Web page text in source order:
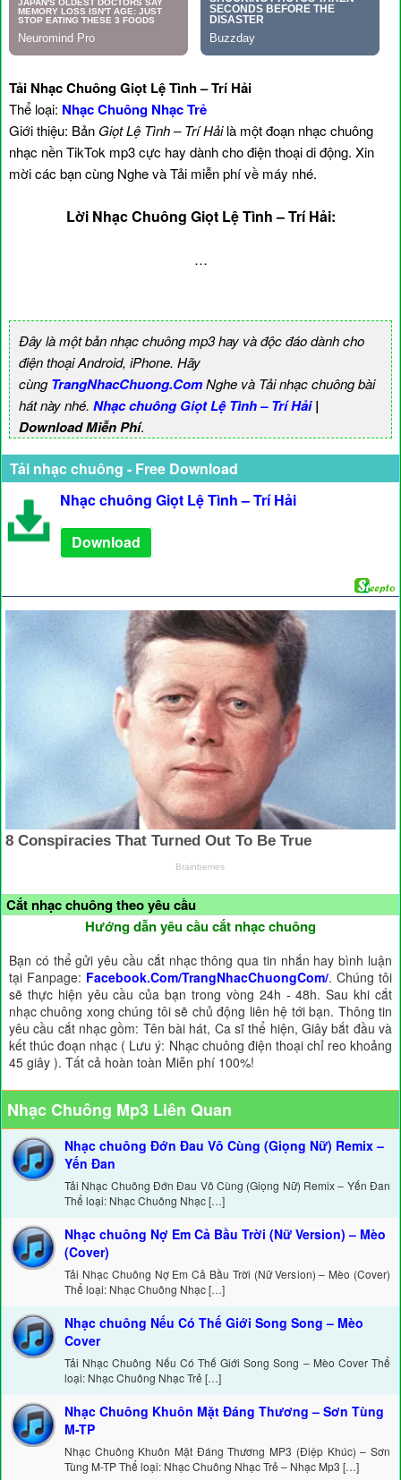
Tải Nhạc Chuông Giọt Lệ Tình – Trí Hải
Thể loại: Nhạc Chuông Nhạc Trẻ
Giới thiệu: Bản Giọt Lệ Tình – Trí Hảilà một đoạn nhạc chuông
nhạc nền TikTok mp3 cực hay dành cho điện thoại di động. Xin
mời các bạn cùng Nghe và Tải miễn phí về máy nhé.
Lời Nhạc Chuông Giọt Lệ Tình – Trí Hải:
…
Đây là một bản nhạc chuông mp3 hay và độc đáo dành cho
điện thoại Android, iPhone. Hãy
cùngTrangNhacChuong.ComNghe và Tải nhạc chuông bài
hát này nhé. Nhạc chuông Giọt Lệ Tình – Trí Hải|
Download Miễn Phí.
Tải nhạc chuông - Free Download
Nhạc chuông Giọt Lệ Tình – Trí Hải
Download
Cắt nhạc chuông theo yêu cầu
Hướng dẫn yêu cầu cắt nhạc chuông
Bạn có thể gửi yêu cầu cắt nhạc thông qua tin nhắn hay bình luận
tại Fanpage: Facebook.Com/TrangNhacChuongCom/. Chúng tôi
sẽ thực hiện yêu cầu của bạn trong vòng 24h - 48h. Sau khi cắt
nhạc chuông xong chúng tôi sẽ chủ động liên hệ tới bạn. Thông tin
yêu cầu cắt nhạc gồm: Tên bài hát, Ca sĩ thể hiện, Giây bắt đầu và
kết thúc đoạn nhạc ( Lưu ý: Nhạc chuông điện thoại chỉ reo khoảng
45 giây ). Tất cả hoàn toàn Miễn phí 100%!
Nhạc Chuông Mp3 Liên Quan
Nhạc chuông Đớn Đau Vô Cùng (Giọng Nữ) Remix –
Yến Đan
Tải Nhạc Chuông Đớn Đau Vô Cùng (Giọng Nữ) Remix – Yến Đan
Thể loại: Nhạc Chuông Nhạc […]
Nhạc chuông Nợ Em Cả Bầu Trời (Nữ Version) – Mèo
(Cover)
Tải Nhạc Chuông Nợ Em Cả Bầu Trời (Nữ Version) – Mèo (Cover)
Thể loại: Nhạc Chuông Nhạc […]
Nhạc chuông Nếu Có Thế Giới Song Song – Mèo
Cover
Tải Nhạc Chuông Nếu Có Thế Giới Song Song – Mèo Cover Thể
loại: Nhạc Chuông Nhạc Trẻ […]
Nhạc Chuông Khuôn Mặt Đáng Thương – Sơn Tùng
M-TP
Nhạc Chuông Khuôn Mặt Đáng Thương MP3 (Điệp Khúc) – Sơn
Tùng M-TP Thể loại: Nhạc Chuông Nhạc Trẻ – Nhạc Mp3 […]